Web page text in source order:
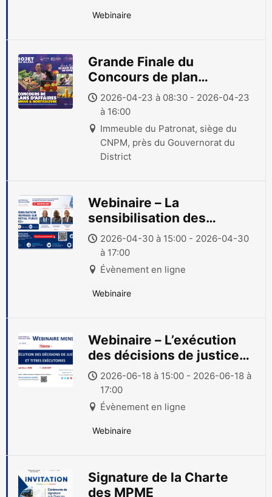
Webinaire
Grande Finale du
Concours de plan
d’affaires – Mangues &
Horticulture
2026-04-23 à 08:30 - 2026-04-23
à 16:00
Immeuble du Patronat, siège du
CNPM, près du Gouvernorat du
District
Webinaire – La
sensibilisation des
entreprises sur l’IPO
(Initial Public Offering)
2026-04-30 à 15:00 - 2026-04-30
à 17:00
Évènement en ligne
Webinaire
Webinaire – L’exécution
des décisions de justice
et titres exécutoires
2026-06-18 à 15:00 - 2026-06-18 à
17:00
Évènement en ligne
Webinaire
Signature de la Charte
des MPME